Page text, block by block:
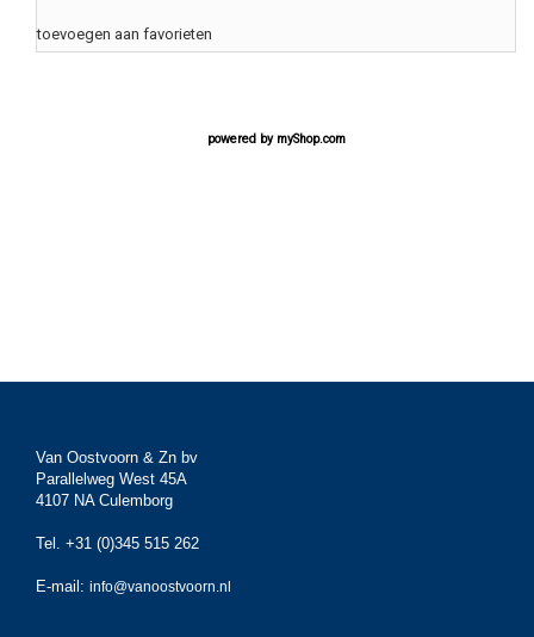
toevoegen aan favorieten
powered by myShop.com
Van Oostvoorn & Zn bv
Parallelweg West 45A
4107 NA Culemborg
Tel. +31 (0)345 515 262
E-mail: info@vanoostvoorn.nl